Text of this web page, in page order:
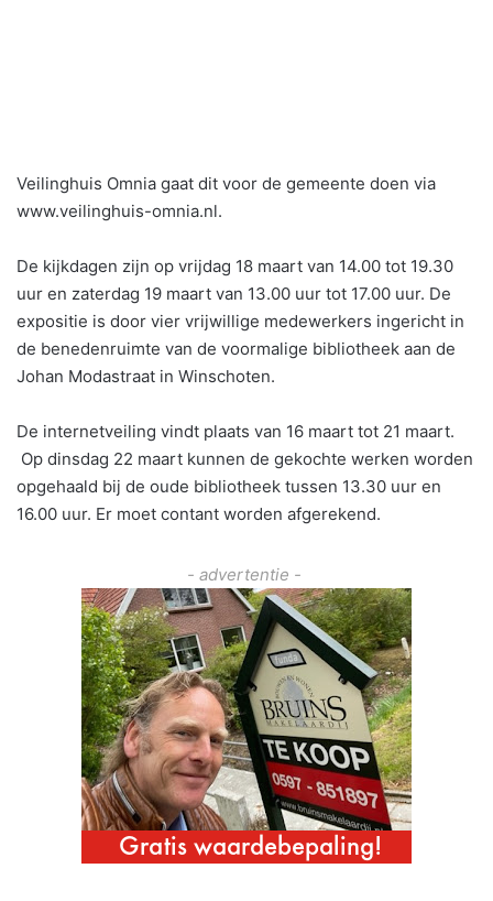
Veilinghuis Omnia gaat dit voor de gemeente doen via
www.veilinghuis-omnia.nl.
De kijkdagen zijn op vrijdag 18 maart van 14.00 tot 19.30
uur en zaterdag 19 maart van 13.00 uur tot 17.00 uur. De
expositie is door vier vrijwillige medewerkers ingericht in
de benedenruimte van de voormalige bibliotheek aan de
Johan Modastraat in Winschoten.
De internetveiling vindt plaats van 16 maart tot 21 maart.
Op dinsdag 22 maart kunnen de gekochte werken worden
opgehaald bij de oude bibliotheek tussen 13.30 uur en
16.00 uur. Er moet contant worden afgerekend.
- advertentie -